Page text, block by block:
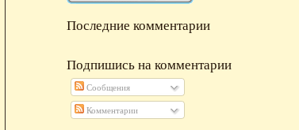
Последние комментарии
Подпишись на комментарии
Сообщения
Комментарии